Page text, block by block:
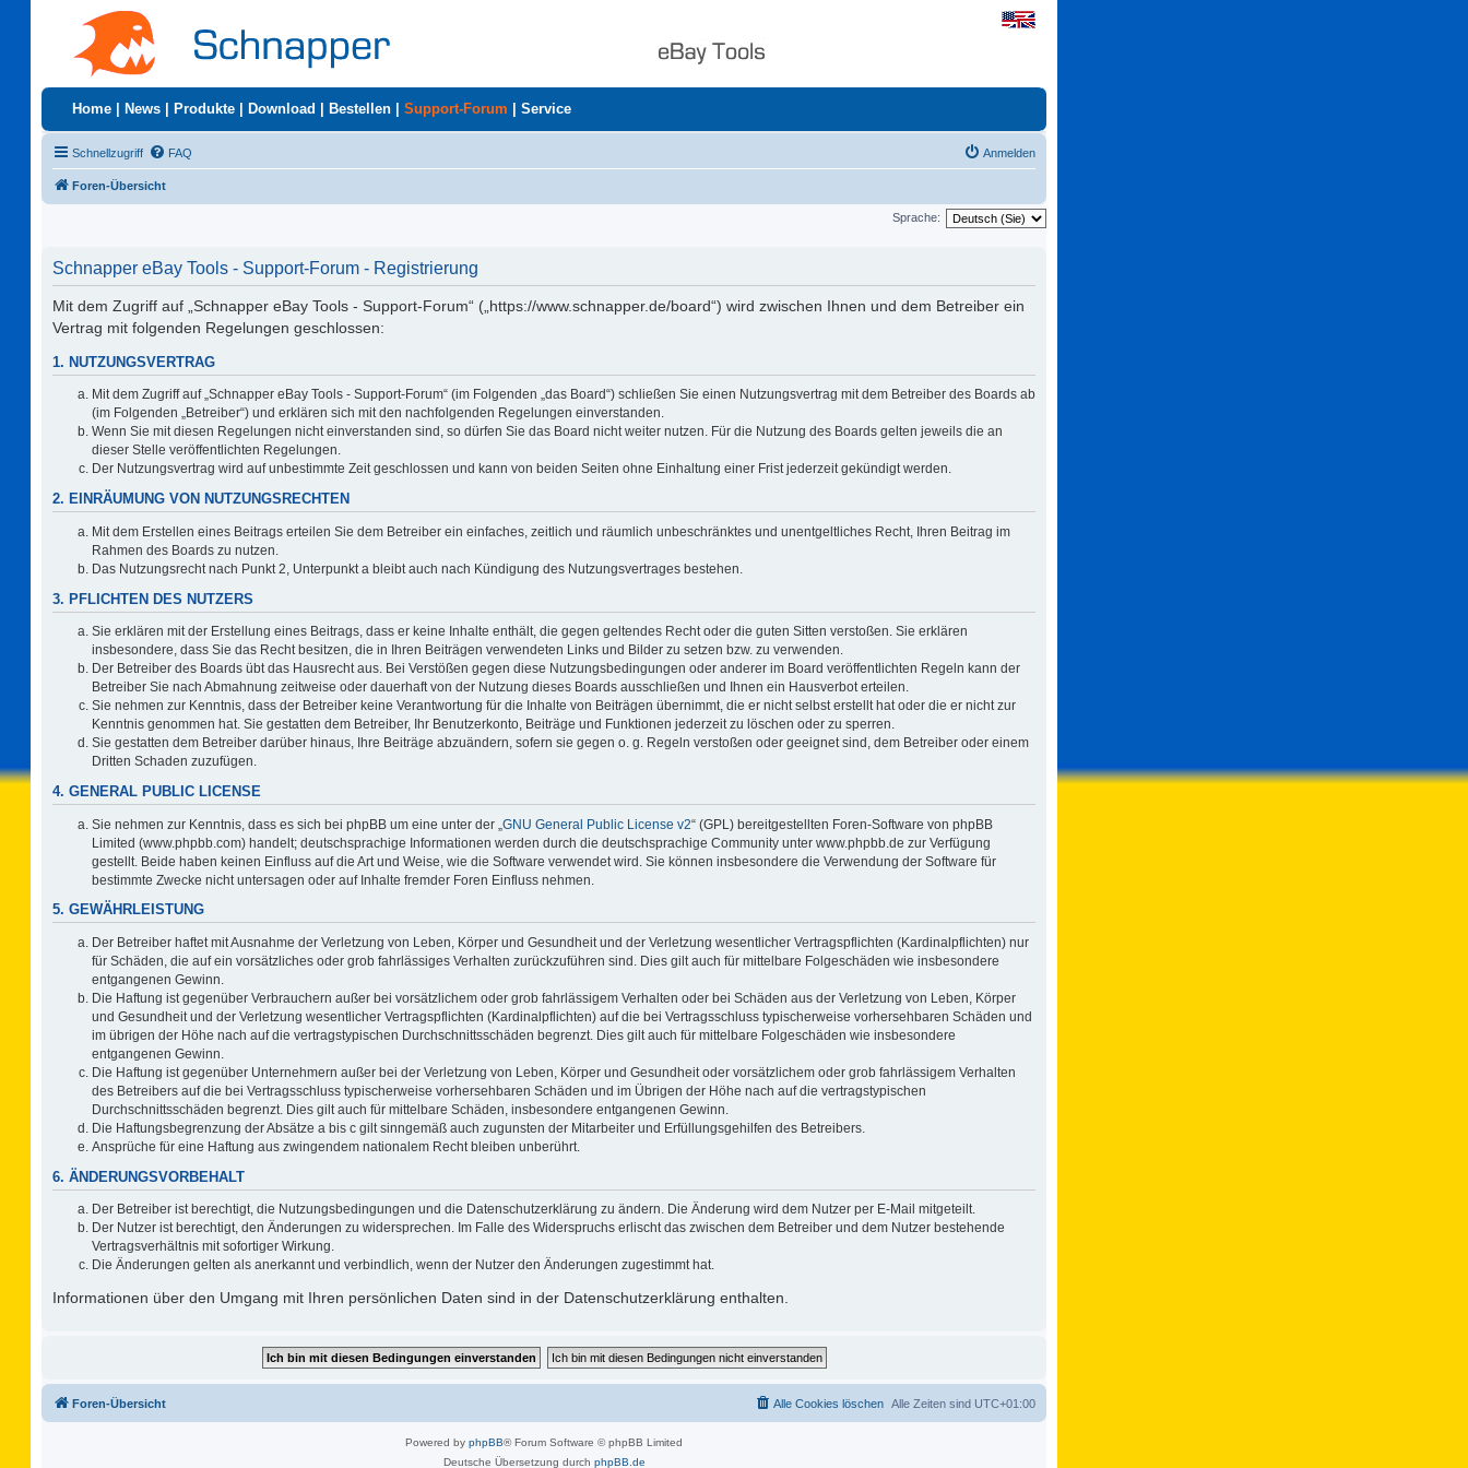
Home News Produkte Download Bestellen Support-Forum Service
Schnellzugriff FAQ Anmelden
Foren-Übersicht
Sprache:
Schnapper eBay Tools - Support-Forum - Registrierung
Mit dem Zugriff auf „Schnapper eBay Tools - Support-Forum“ („https://www.schnapper.de/board“) wird zwischen Ihnen und dem Betreiber ein
Vertrag mit folgenden Regelungen geschlossen:
1. NUTZUNGSVERTRAG
Mit dem Zugriff auf „Schnapper eBay Tools - Support-Forum“ (im Folgenden „das Board“) schließen Sie einen Nutzungsvertrag mit dem Betreiber des Boards ab
(im Folgenden „Betreiber“) und erklären sich mit den nachfolgenden Regelungen einverstanden.
Wenn Sie mit diesen Regelungen nicht einverstanden sind, so dürfen Sie das Board nicht weiter nutzen. Für die Nutzung des Boards gelten jeweils die an
dieser Stelle veröffentlichten Regelungen.
Der Nutzungsvertrag wird auf unbestimmte Zeit geschlossen und kann von beiden Seiten ohne Einhaltung einer Frist jederzeit gekündigt werden.
2. EINRÄUMUNG VON NUTZUNGSRECHTEN
Mit dem Erstellen eines Beitrags erteilen Sie dem Betreiber ein einfaches, zeitlich und räumlich unbeschränktes und unentgeltliches Recht, Ihren Beitrag im
Rahmen des Boards zu nutzen.
Das Nutzungsrecht nach Punkt 2, Unterpunkt a bleibt auch nach Kündigung des Nutzungsvertrages bestehen.
3. PFLICHTEN DES NUTZERS
Sie erklären mit der Erstellung eines Beitrags, dass er keine Inhalte enthält, die gegen geltendes Recht oder die guten Sitten verstoßen. Sie erklären
insbesondere, dass Sie das Recht besitzen, die in Ihren Beiträgen verwendeten Links und Bilder zu setzen bzw. zu verwenden.
Der Betreiber des Boards übt das Hausrecht aus. Bei Verstößen gegen diese Nutzungsbedingungen oder anderer im Board veröffentlichten Regeln kann der
Betreiber Sie nach Abmahnung zeitweise oder dauerhaft von der Nutzung dieses Boards ausschließen und Ihnen ein Hausverbot erteilen.
Sie nehmen zur Kenntnis, dass der Betreiber keine Verantwortung für die Inhalte von Beiträgen übernimmt, die er nicht selbst erstellt hat oder die er nicht zur
Kenntnis genommen hat. Sie gestatten dem Betreiber, Ihr Benutzerkonto, Beiträge und Funktionen jederzeit zu löschen oder zu sperren.
Sie gestatten dem Betreiber darüber hinaus, Ihre Beiträge abzuändern, sofern sie gegen o. g. Regeln verstoßen oder geeignet sind, dem Betreiber oder einem
Dritten Schaden zuzufügen.
4. GENERAL PUBLIC LICENSE
Sie nehmen zur Kenntnis, dass es sich bei phpBB um eine unter der „ GNU General Public License v2“ (GPL) bereitgestellten Foren-Software von phpBB
Limited (www.phpbb.com) handelt; deutschsprachige Informationen werden durch die deutschsprachige Community unter www.phpbb.de zur Verfügung
gestellt. Beide haben keinen Einfluss auf die Art und Weise, wie die Software verwendet wird. Sie können insbesondere die Verwendung der Software für
bestimmte Zwecke nicht untersagen oder auf Inhalte fremder Foren Einfluss nehmen.
5. GEWÄHRLEISTUNG
Der Betreiber haftet mit Ausnahme der Verletzung von Leben, Körper und Gesundheit und der Verletzung wesentlicher Vertragspflichten (Kardinalpflichten) nur
für Schäden, die auf ein vorsätzliches oder grob fahrlässiges Verhalten zurückzuführen sind. Dies gilt auch für mittelbare Folgeschäden wie insbesondere
entgangenen Gewinn.
Die Haftung ist gegenüber Verbrauchern außer bei vorsätzlichem oder grob fahrlässigem Verhalten oder bei Schäden aus der Verletzung von Leben, Körper
und Gesundheit und der Verletzung wesentlicher Vertragspflichten (Kardinalpflichten) auf die bei Vertragsschluss typischerweise vorhersehbaren Schäden und
im übrigen der Höhe nach auf die vertragstypischen Durchschnittsschäden begrenzt. Dies gilt auch für mittelbare Folgeschäden wie insbesondere
entgangenen Gewinn.
Die Haftung ist gegenüber Unternehmern außer bei der Verletzung von Leben, Körper und Gesundheit oder vorsätzlichem oder grob fahrlässigem Verhalten
des Betreibers auf die bei Vertragsschluss typischerweise vorhersehbaren Schäden und im Übrigen der Höhe nach auf die vertragstypischen
Durchschnittsschäden begrenzt. Dies gilt auch für mittelbare Schäden, insbesondere entgangenen Gewinn.
Die Haftungsbegrenzung der Absätze a bis c gilt sinngemäß auch zugunsten der Mitarbeiter und Erfüllungsgehilfen des Betreibers.
Ansprüche für eine Haftung aus zwingendem nationalem Recht bleiben unberührt.
6. ÄNDERUNGSVORBEHALT
Der Betreiber ist berechtigt, die Nutzungsbedingungen und die Datenschutzerklärung zu ändern. Die Änderung wird dem Nutzer per E-Mail mitgeteilt.
Der Nutzer ist berechtigt, den Änderungen zu widersprechen. Im Falle des Widerspruchs erlischt das zwischen dem Betreiber und dem Nutzer bestehende
Vertragsverhältnis mit sofortiger Wirkung.
Die Änderungen gelten als anerkannt und verbindlich, wenn der Nutzer den Änderungen zugestimmt hat.
Informationen über den Umgang mit Ihren persönlichen Daten sind in der Datenschutzerklärung enthalten.
Foren-Übersicht Alle Zeiten sind UTC+01:00
Alle Cookies löschen
Powered by phpBB® Forum Software © phpBB Limited
Deutsche Übersetzung durch phpBB.de